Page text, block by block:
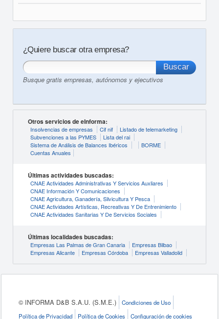
¿Quiere buscar otra empresa?
Busque gratis empresas, autónomos y ejecutivos
Otros servicios de eInforma:
Insolvencias de empresas Cif nif
Listado de telemarketing
Subvenciones a las PYMES
Lista del rai
Sistema de Análisis de Balances Ibéricos
BORME
Cuentas Anuales
Últimas actividades buscadas:
CNAE Actividades Administrativas Y Servicios Auxliares
CNAE Información Y Comunicaciones
CNAE Agricultura, Ganadería, Silvicultura Y Pesca
CNAE Actividades Artísticas, Recreativas Y De Entrenimiento
CNAE Actividades Sanitarias Y De Servicios Sociales
Últimas localidades buscadas:
Empresas Las Palmas de Gran Canaria
Empresas Bilbao
Empresas Alicante
Empresas Córdoba Empresas Valladolid
© INFORMA D&B S.A.U. (S.M.E.)
Condiciones de Uso
Política de Privacidad
Política de Cookies Configuración de cookies